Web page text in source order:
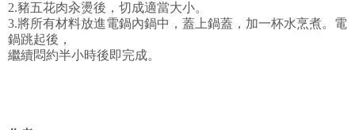
2.豬五花肉汆燙後，切成適當大小。
3.將所有材料放進電鍋內鍋中，蓋上鍋蓋，加一杯水烹煮。電
鍋跳起後，
繼續悶約半小時後即完成。